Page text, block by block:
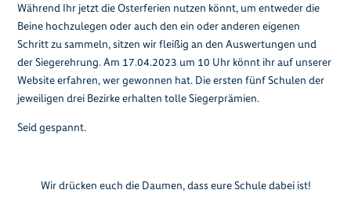
Während Ihr jetzt die Osterferien nutzen könnt, um entweder die
Beine hochzulegen oder auch den ein oder anderen eigenen
Schritt zu sammeln, sitzen wir fleißig an den Auswertungen und
der Siegerehrung. Am 17.04.2023 um 10 Uhr könnt ihr auf unserer
Website erfahren, wer gewonnen hat. Die ersten fünf Schulen der
jeweiligen drei Bezirke erhalten tolle Siegerprämien.
Seid gespannt.
Wir drücken euch die Daumen, dass eure Schule dabei ist!